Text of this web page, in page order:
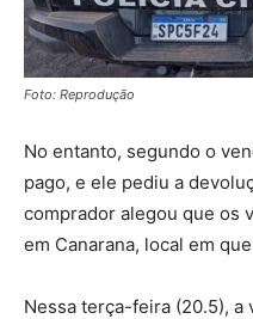
Foto: Reprodução
No entanto, segundo o
pago, e ele pediu a
comprador alegou que os
em Canarana, local em
Nessa terça-feira (20.5),